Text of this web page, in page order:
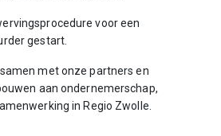
voor een
gestart.
met onze partners en
aan ondernemerschap,
in Regio Zwolle.